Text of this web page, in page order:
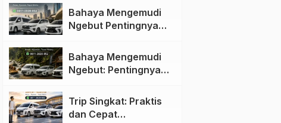
Efisien
Bahaya Mengemudi
Ngebut Pentingnya
raya
Bahaya Mengemudi
Ngebut: Pentingnya
Trip Singkat: Praktis
dan Cepat